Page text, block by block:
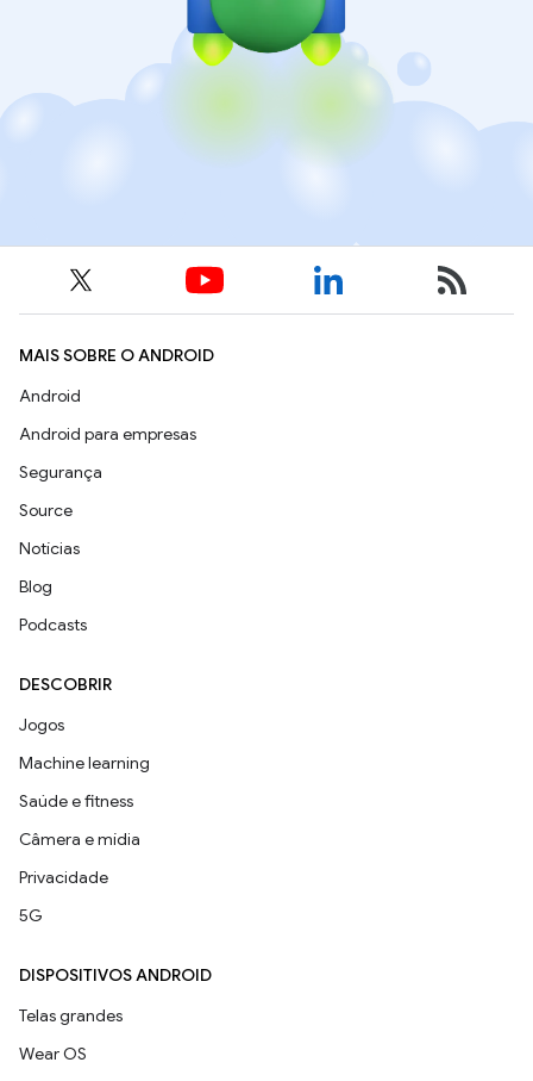
MAIS SOBRE O ANDROID
Android
Android para empresas
Segurança
Source
Notícias
Blog
Podcasts
DESCOBRIR
Jogos
Machine learning
Saúde e fitness
Câmera e mídia
Privacidade
5G
DISPOSITIVOS ANDROID
Telas grandes
Wear OS